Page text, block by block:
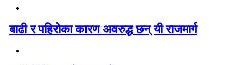
बाढी र पहिरोका कारण अवरुद्ध छन् यी राजमार्ग